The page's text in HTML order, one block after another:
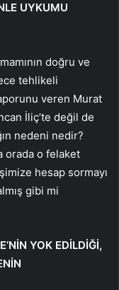
UYKUMU
doğru ve
tehlikeli
veren Murat
İliç’te değil de
nedeni nedir?
orada o felaket
hesap sormayı
gibi mi
YOK EDİLDİĞİ,